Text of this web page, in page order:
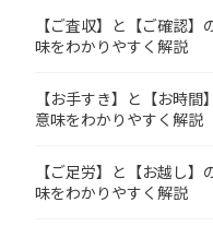
【ご査収】と【ご確認
味をわかりやすく解説
【お手すき】と【お時
意味をわかりやすく解説
【ご足労】と【お越し
味をわかりやすく解説